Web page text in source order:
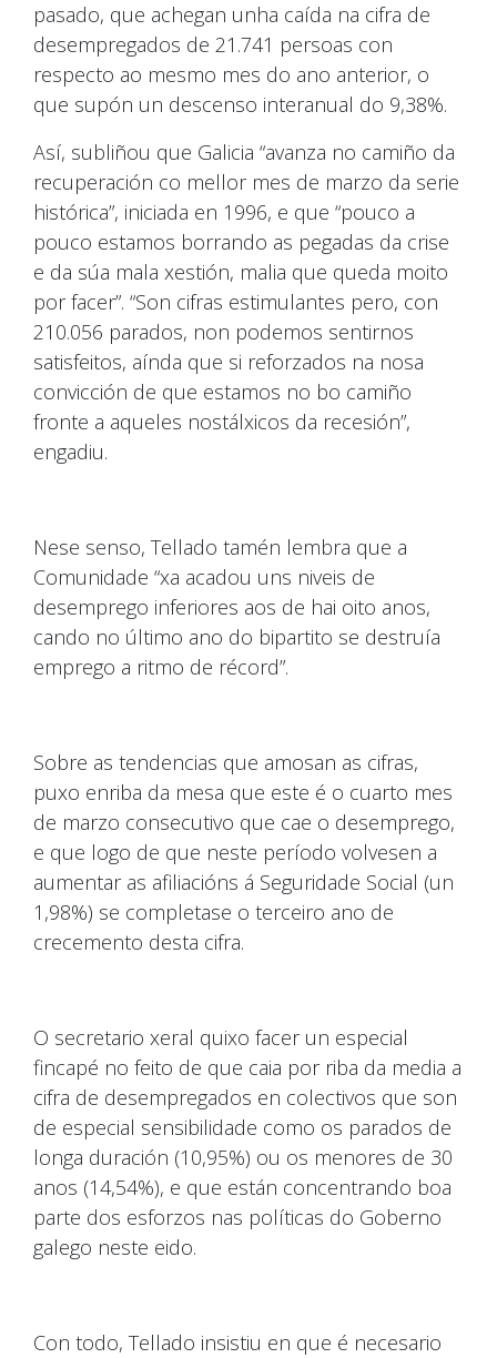
pasado, que achegan unha caída na cifra de
desempregados de 21.741 persoas con
respecto ao mesmo mes do ano anterior, o
que supón un descenso interanual do 9,38%.
Así, subliñou que Galicia “avanza no camiño da
recuperación co mellor mes de marzo da serie
histórica”, iniciada en 1996, e que “pouco a
pouco estamos borrando as pegadas da crise
e da súa mala xestión, malia que queda moito
por facer”. “Son cifras estimulantes pero, con
210.056 parados, non podemos sentirnos
satisfeitos, aínda que si reforzados na nosa
convicción de que estamos no bo camiño
fronte a aqueles nostálxicos da recesión”,
engadiu.
Nese senso, Tellado tamén lembra que a
Comunidade “xa acadou uns niveis de
desemprego inferiores aos de hai oito anos,
cando no último ano do bipartito se destruía
emprego a ritmo de récord”.
Sobre as tendencias que amosan as cifras,
puxo enriba da mesa que este é o cuarto mes
de marzo consecutivo que cae o desemprego,
e que logo de que neste período volvesen a
aumentar as afiliacións á Seguridade Social (un
1,98%) se completase o terceiro ano de
crecemento desta cifra.
O secretario xeral quixo facer un especial
fincapé no feito de que caia por riba da media a
cifra de desempregados en colectivos que son
de especial sensibilidade como os parados de
longa duración (10,95%) ou os menores de 30
anos (14,54%), e que están concentrando boa
parte dos esforzos nas políticas do Goberno
galego neste eido.
Con todo, Tellado insistiu en que é necesario